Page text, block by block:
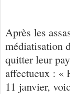
Après les
médiatisation
quitter leur
affectueux : «
11 janvier,